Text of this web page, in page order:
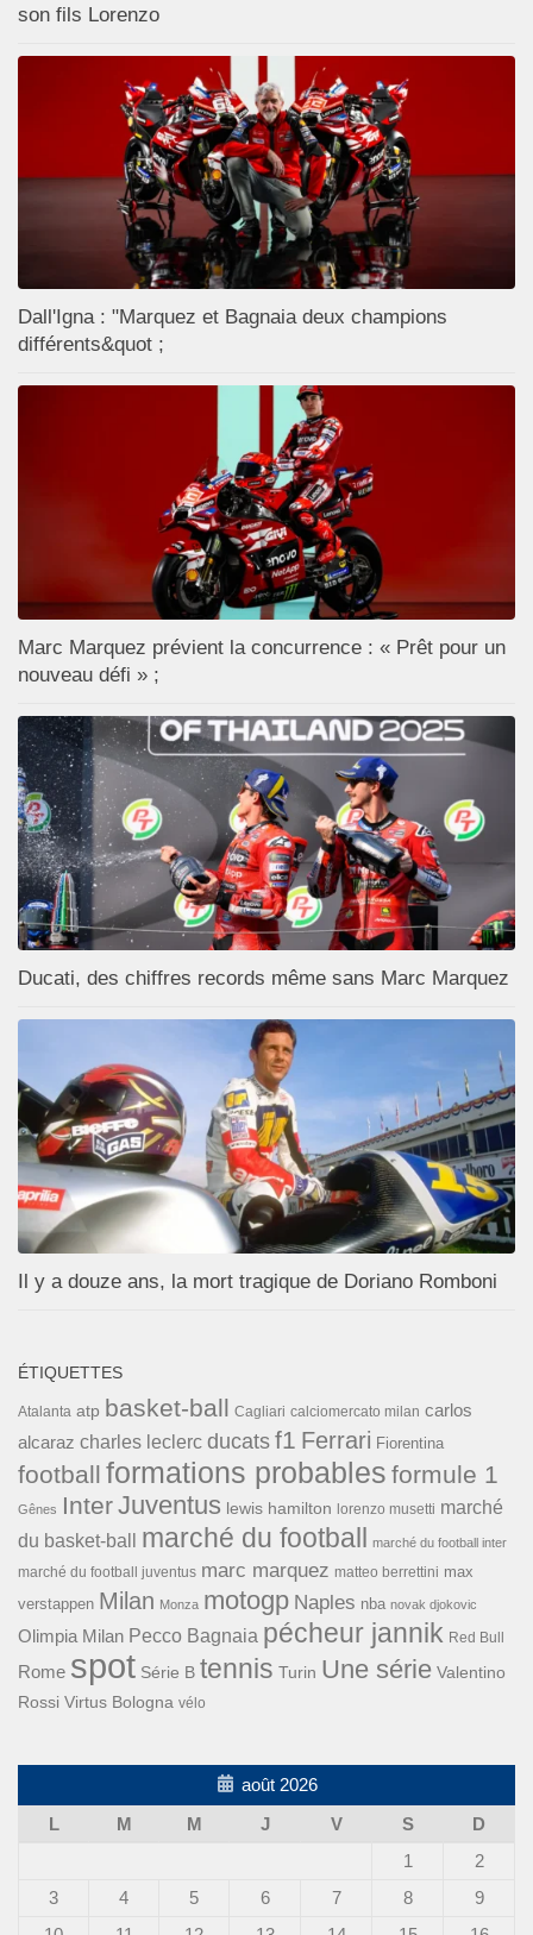
son fils Lorenzo
Dall'Igna : "Marquez et Bagnaia deux champions
différents&quot ;
Marc Marquez prévient la concurrence : « Prêt pour un
nouveau défi » ;
Ducati, des chiffres records même sans Marc Marquez
Il y a douze ans, la mort tragique de Doriano Romboni
ÉTIQUETTES
Atalanta atp basket-ball Cagliari calciomercato milan carlos
alcaraz charles leclerc ducats f1 Ferrari Fiorentina
football formations probables formule 1
Gênes InterJuventus lewis hamilton lorenzo musetti marché
du basket-ball
marché du football marché du football inter
marché du football juventus marc marquez matteo berrettini max
verstappen Milan Monza motogp Naples nba novak djokovic
Olimpia Milan Pecco Bagnaia pécheur jannik Red Bull
Rome spot Série B tennis Turin Une série Valentino
Rossi Virtus Bologna vélo
août 2026
L
M M J V S
D
1
2
3
4 5 6 7 8
9